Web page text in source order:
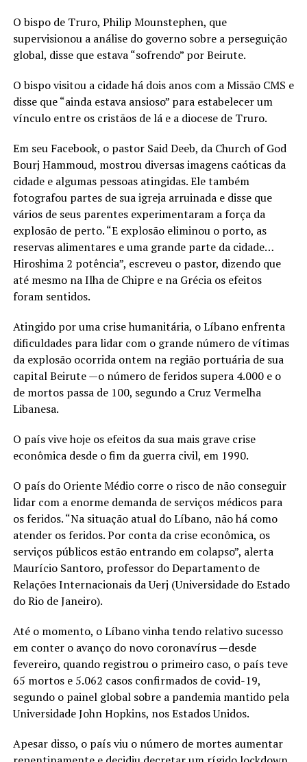
O bispo de Truro, Philip Mounstephen, que
supervisionou a análise do governo sobre a perseguição
global, disse que estava “sofrendo” por Beirute.
O bispo visitou a cidade há dois anos com a Missão CMS e
disse que “ainda estava ansioso” para estabelecer um
vínculo entre os cristãos de lá e a diocese de Truro.
Em seu Facebook, o pastor Said Deeb, da Church of God
Bourj Hammoud, mostrou diversas imagens caóticas da
cidade e algumas pessoas atingidas. Ele também
fotografou partes de sua igreja arruinada e disse que
vários de seus parentes experimentaram a força da
explosão de perto. “E explosão eliminou o porto, as
reservas alimentares e uma grande parte da cidade…
Hiroshima 2 potência”, escreveu o pastor, dizendo que
até mesmo na Ilha de Chipre e na Grécia os efeitos
foram sentidos.
Atingido por uma crise humanitária, o Líbano enfrenta
dificuldades para lidar com o grande número de vítimas
da explosão ocorrida ontem na região portuária de sua
capital Beirute —o número de feridos supera 4.000 e o
de mortos passa de 100, segundo a Cruz Vermelha
Libanesa.
O país vive hoje os efeitos da sua mais grave crise
econômica desde o fim da guerra civil, em 1990.
O país do Oriente Médio corre o risco de não conseguir
lidar com a enorme demanda de serviços médicos para
os feridos. “Na situação atual do Líbano, não há como
atender os feridos. Por conta da crise econômica, os
serviços públicos estão entrando em colapso”, alerta
Maurício Santoro, professor do Departamento de
Relações Internacionais da Uerj (Universidade do Estado
do Rio de Janeiro).
Até o momento, o Líbano vinha tendo relativo sucesso
em conter o avanço do novo coronavírus —desde
fevereiro, quando registrou o primeiro caso, o país teve
65 mortos e 5.062 casos confirmados de covid-19,
segundo o painel global sobre a pandemia mantido pela
Universidade John Hopkins, nos Estados Unidos.
Apesar disso, o país viu o número de mortes aumentar